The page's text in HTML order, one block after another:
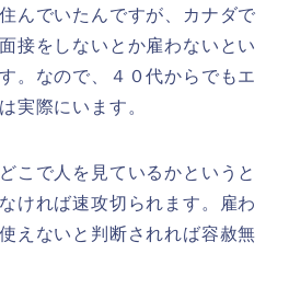
んでいたんですが、カナダで
接をしないとか雇わないとい
。なので、４０代からでもエ
実際にいます。
こで人を見ているかというと
ければ速攻切られます。雇わ
えないと判断されれば容赦無